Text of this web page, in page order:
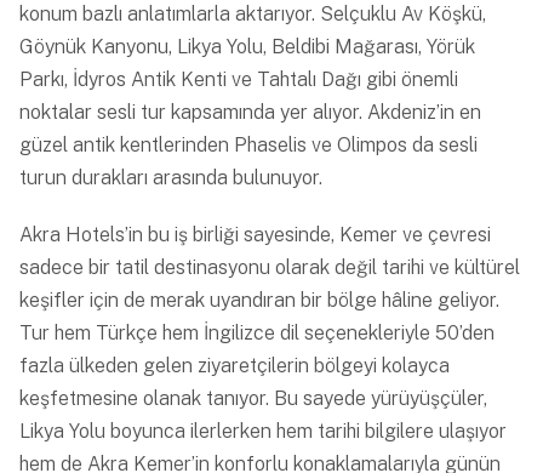
konum bazlı anlatımlarla aktarıyor. Selçuklu Av Köşkü,
Göynük Kanyonu, Likya Yolu, Beldibi Mağarası, Yörük
Parkı, İdyros Antik Kenti ve Tahtalı Dağı gibi önemli
noktalar sesli tur kapsamında yer alıyor. Akdeniz’in en
güzel antik kentlerinden Phaselis ve Olimpos da sesli
turun durakları arasında bulunuyor.
Akra Hotels’in bu iş birliği sayesinde, Kemer ve çevresi
sadece bir tatil destinasyonu olarak değil tarihi ve kültürel
keşifler için de merak uyandıran bir bölge hâline geliyor.
Tur hem Türkçe hem İngilizce dil seçenekleriyle 50’den
fazla ülkeden gelen ziyaretçilerin bölgeyi kolayca
keşfetmesine olanak tanıyor. Bu sayede yürüyüşçüler,
Likya Yolu boyunca ilerlerken hem tarihi bilgilere ulaşıyor
hem de Akra Kemer’in konforlu konaklamalarıyla günün